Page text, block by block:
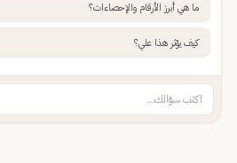
ما هي أبرز الأرقام والإحصاءات؟
كيف يؤثر هذا علي؟